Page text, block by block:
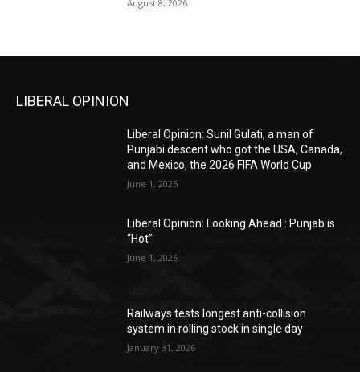
August 8, 2026
LIBERAL OPINION
Liberal Opinion: Sunil Gulati, a man of
Punjabi descent who got the USA, Canada,
and Mexico, the 2026 FIFA World Cup
June 1, 2026
Liberal Opinion: Looking Ahead : Punjab is
“Hot”
June 1, 2026
Railways tests longest anti-collision
system in rolling stock in single day
January 31, 2026